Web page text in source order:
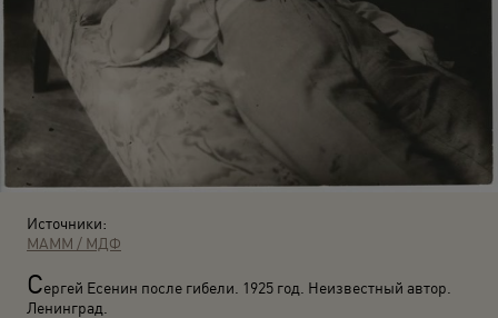
Источники:
МАММ / МДФ
Сергей Есенин после гибели. 1925 год. Неизвестный автор.
Ленинград.